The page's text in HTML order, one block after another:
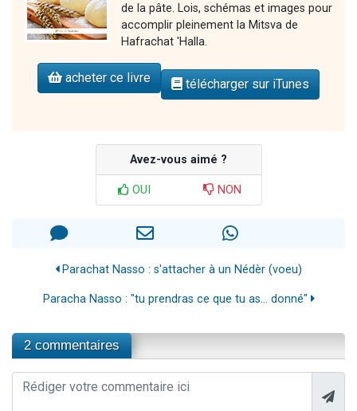
de la pâte. Lois, schémas et images pour
accomplir pleinement la Mitsva de
Hafrachat 'Halla.
acheter ce livre télécharger sur iTunes
Avez-vous aimé ?
OUI NON
Parachat Nasso : s'attacher à un Nédèr (voeu)
Paracha Nasso : "tu prendras ce que tu as... donné"
2 commentaires